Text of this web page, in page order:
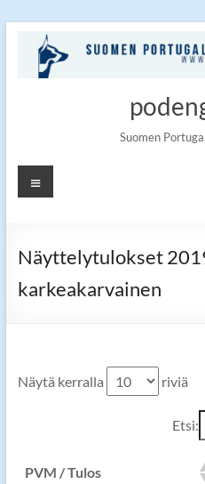
content
Suomen
Valikko
Näyttelytulokset
karkeakarvainen
Näytä kerralla riviä
Etsi:
PVM / Tulos